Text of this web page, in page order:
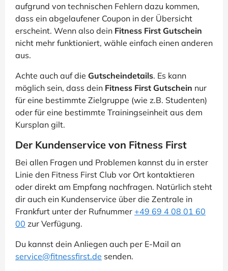
aufgrund von technischen Fehlern dazu kommen,
dass ein abgelaufener Coupon in der Übersicht
erscheint. Wenn also dein Fitness First Gutschein
nicht mehr funktioniert, wähle einfach einen anderen
aus.
Achte auch auf die Gutscheindetails. Es kann
möglich sein, dass dein Fitness First Gutschein nur
für eine bestimmte Zielgruppe (wie z.B. Studenten)
oder für eine bestimmte Trainingseinheit aus dem
Kursplan gilt.
Der Kundenservice von Fitness First
Bei allen Fragen und Problemen kannst du in erster
Linie den Fitness First Club vor Ort kontaktieren
oder direkt am Empfang nachfragen. Natürlich steht
dir auch ein Kundenservice über die Zentrale in
Frankfurt unter der Rufnummer +49 69 4 08 01 60
00 zur Verfügung.
Du kannst dein Anliegen auch per E-Mail an
service@fitnessfirst.de senden.